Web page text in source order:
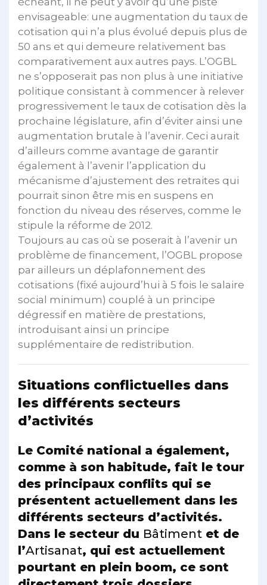
envisageable: une augmentation du taux de
cotisation qui n’a plus évolué depuis plus de
50 ans et qui demeure relativement bas
comparativement aux autres pays. L’OGBL
ne s’opposerait pas non plus à une initiative
politique consistant à commencer à relever
progressivement le taux de cotisation dès la
prochaine législature, afin d’éviter ainsi une
augmentation brutale à l’avenir. Ceci aurait
d’ailleurs comme avantage de garantir
également à l’avenir l’application du
mécanisme d’ajustement des retraites qui
pourrait sinon être mis en suspens en
fonction du niveau des réserves, comme le
stipule la réforme de 2012.
Toujours au cas où se poserait à l’avenir un
problème de financement, l’OGBL propose
par ailleurs un déplafonnement des
cotisations (fixé aujourd’hui à 5 fois le salaire
social minimum) couplé à un principe
dégressif en matière de prestations,
introduisant ainsi un principe
supplémentaire de redistribution.
Situations conflictuelles dans
les différents secteurs
d’activités
Le Comité national a également,
comme à son habitude, fait le tour
des principaux conflits qui se
présentent actuellement dans les
différents secteurs d’activités.
Dans le secteur du Bâtiment et de
l’Artisanat, qui est actuellement
pourtant en plein boom, ce sont